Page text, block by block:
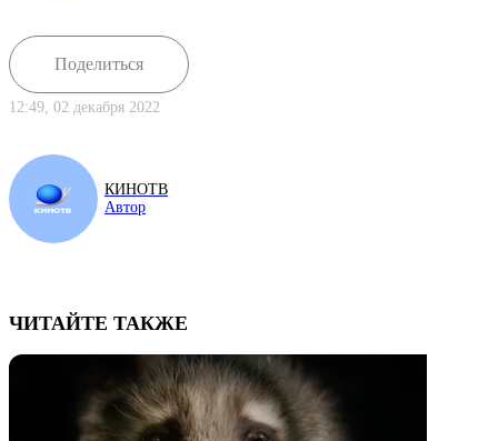
Поделиться
12:49, 02 декабря 2022
КИНОТВ
Автор
ЧИТАЙТЕ ТАКЖЕ